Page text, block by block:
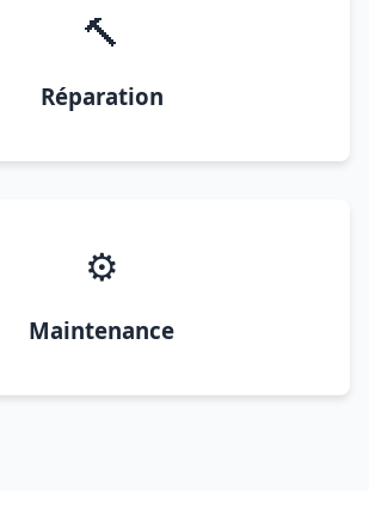
🔨
Réparation
⚙️
Maintenance